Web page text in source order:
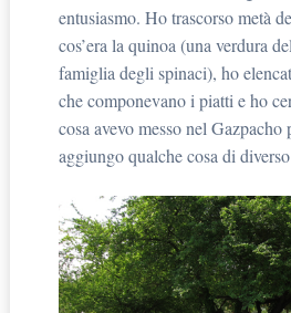
entusiasmo. Ho trascorso metà
cos’era la quinoa (una verdura
famiglia degli spinaci), ho
che componevano i piatti e ho
cosa avevo messo nel
aggiungo qualche cosa di